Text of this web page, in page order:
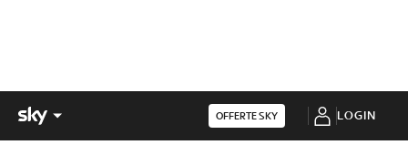
OFFERTE SKY LOGIN